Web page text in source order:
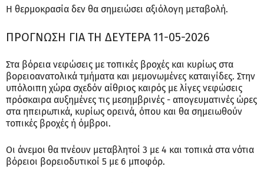
Η θερμοκρασία δεν θα σημειώσει αξιόλογη μεταβολή.
ΠΡΟΓΝΩΣΗ ΓΙΑ ΤΗ ΔΕΥΤΕΡΑ 11-05-2026
Στα βόρεια νεφώσεις με τοπικές βροχές και κυρίως στα
βορειοανατολικά τμήματα και μεμονωμένες καταιγίδες. Στην
υπόλοιπη χώρα σχεδόν αίθριος καιρός με λίγες νεφώσεις
πρόσκαιρα αυξημένες τις μεσημβρινές - απογευματινές ώρες
στα ηπειρωτικά, κυρίως ορεινά, όπου και θα σημειωθούν
τοπικές βροχές ή όμβροι.
Οι άνεμοι θα πνέουν μεταβλητοί 3 με 4 και τοπικά στα νότια
βόρειοι βορειοδυτικοί 5 με 6 μποφόρ.